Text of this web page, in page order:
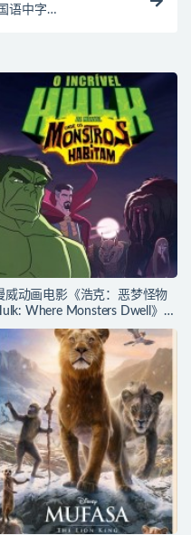
语中字
威动画电影《浩克：恶梦怪物
Where Monsters Dwell》多
语言(含国语)+多国字幕(含中文)
官方纯净收藏版
720P/MKV/2.15G 漫威动画片下
载